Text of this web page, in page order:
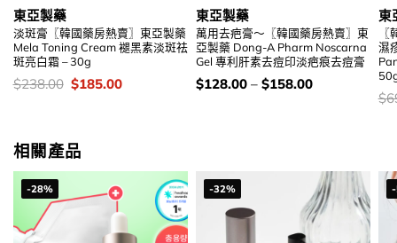
東亞製藥
淡斑膏〖韓國藥房熱賣〗東亞製藥
Mela Toning Cream 褪黑素淡斑祛
斑亮白霜 – 30g
價
錢：
$238.00 Original
price
$185.00Current
東亞製藥
萬用去疤膏～〖韓國藥房熱賣〗東
亞製藥 Dong-A Pharm Noscarna
Gel 專利肝素去痘印淡疤痕去痘膏
價
錢：
$128.00– $158.00
東
濕
價
錢
$
相關產品
-28% -32%